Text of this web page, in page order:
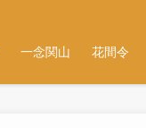
一念関山 花間令